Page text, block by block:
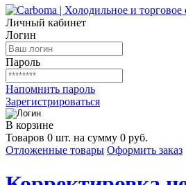
Личный кабинет
Логин
Пароль
Напомнить пароль
Зарегистрироваться
В корзине
Товаров 0 шт. на сумму 0 руб.
Отложенные товары Оформить заказ